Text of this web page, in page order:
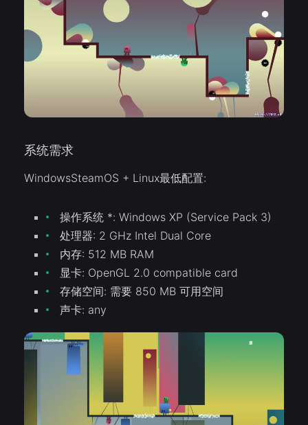
系统需求
WindowsSteamOS + Linux最低配置:
操作系统 *: Windows XP (Service Pack 3)
处理器: 2 GHz Intel Dual Core
内存: 512 MB RAM
显卡: OpenGL 2.0 compatible card
存储空间: 需要 850 MB 可用空间
声卡: any